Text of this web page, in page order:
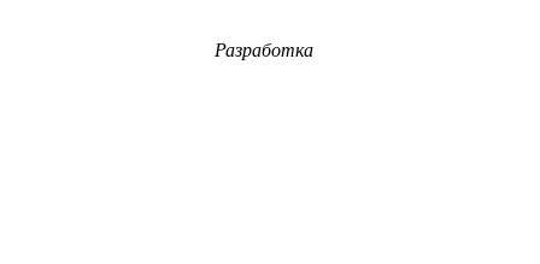
Разработка